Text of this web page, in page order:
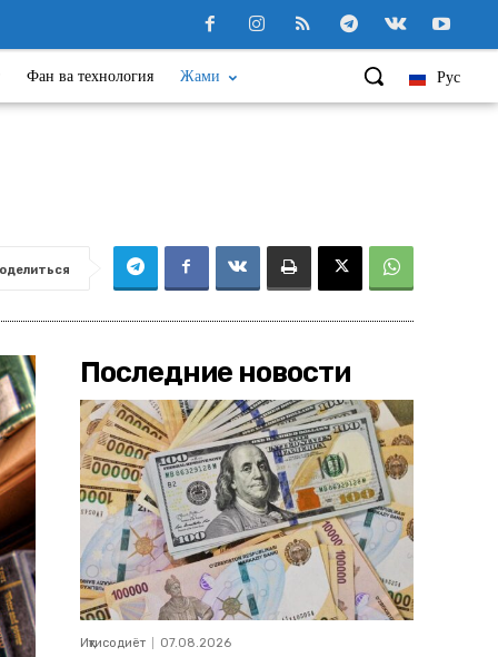
Рус
Фан ва технология Жами
Последние новости
Иқтисодиёт 07.08.2026